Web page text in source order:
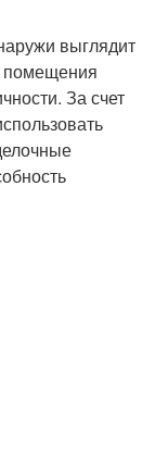
выглядит
помещения
За счет